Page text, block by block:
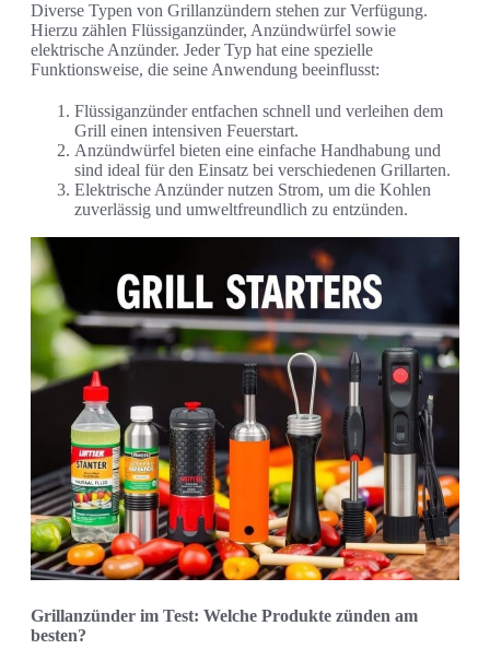
Diverse Typen von Grillanzündern stehen zur Verfügung.
Hierzu zählen Flüssiganzünder, Anzündwürfel sowie
elektrische Anzünder. Jeder Typ hat eine spezielle
Funktionsweise, die seine Anwendung beeinflusst:
Flüssiganzünder entfachen schnell und verleihen dem
Grill einen intensiven Feuerstart.
Anzündwürfel bieten eine einfache Handhabung und
sind ideal für den Einsatz bei verschiedenen Grillarten.
Elektrische Anzünder nutzen Strom, um die Kohlen
zuverlässig und umweltfreundlich zu entzünden.
Grillanzünder im Test: Welche Produkte zünden am
besten?